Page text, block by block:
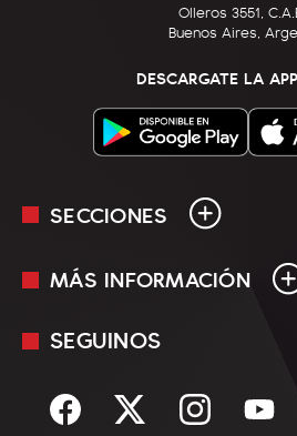
Olleros 3551,
Buenos Aires,
DESCARGATE LA
SECCIONES
En Vivo
Sociedad
MÁS INFORMACIÓN
Mediakit
Términos y condiciones
SEGUINOS